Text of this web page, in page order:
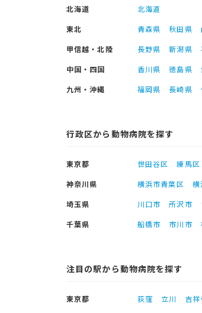
北海道
北海道
東北
青森県 秋田県
甲信越・北陸
長野県 新潟県
中国・四国
香川県 徳島県
九州・沖縄
福岡県 長崎県
行政区から動物病院を探す
東京都 世田谷区 練馬区
神奈川県
横浜市青葉区 横
埼玉県
川口市 所沢市
千葉県
船橋市 市川市
注目の駅から動物病院を探す
東京都 荻窪 立川 吉祥